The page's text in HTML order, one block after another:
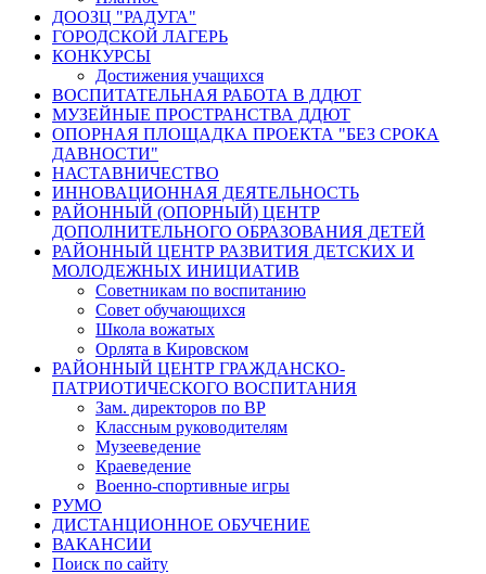
ДООЗЦ "РАДУГА"
ГОРОДСКОЙ ЛАГЕРЬ
КОНКУРСЫ
Достижения учащихся
ВОСПИТАТЕЛЬНАЯ РАБОТА В ДДЮТ
МУЗЕЙНЫЕ ПРОСТРАНСТВА ДДЮТ
ОПОРНАЯ ПЛОЩАДКА ПРОЕКТА "БЕЗ СРОКА
ДАВНОСТИ"
НАСТАВНИЧЕСТВО
ИННОВАЦИОННАЯ ДЕЯТЕЛЬНОСТЬ
РАЙОННЫЙ (ОПОРНЫЙ) ЦЕНТР
ДОПОЛНИТЕЛЬНОГО ОБРАЗОВАНИЯ ДЕТЕЙ
РАЙОННЫЙ ЦЕНТР РАЗВИТИЯ ДЕТСКИХ И
МОЛОДЕЖНЫХ ИНИЦИАТИВ
Советникам по воспитанию
Совет обучающихся
Школа вожатых
Орлята в Кировском
РАЙОННЫЙ ЦЕНТР ГРАЖДАНСКО-
ПАТРИОТИЧЕСКОГО ВОСПИТАНИЯ
Зам. директоров по ВР
Классным руководителям
Музееведение
Краеведение
Военно-спортивные игры
РУМО
ДИСТАНЦИОННОЕ ОБУЧЕНИЕ
ВАКАНСИИ
Поиск по сайту